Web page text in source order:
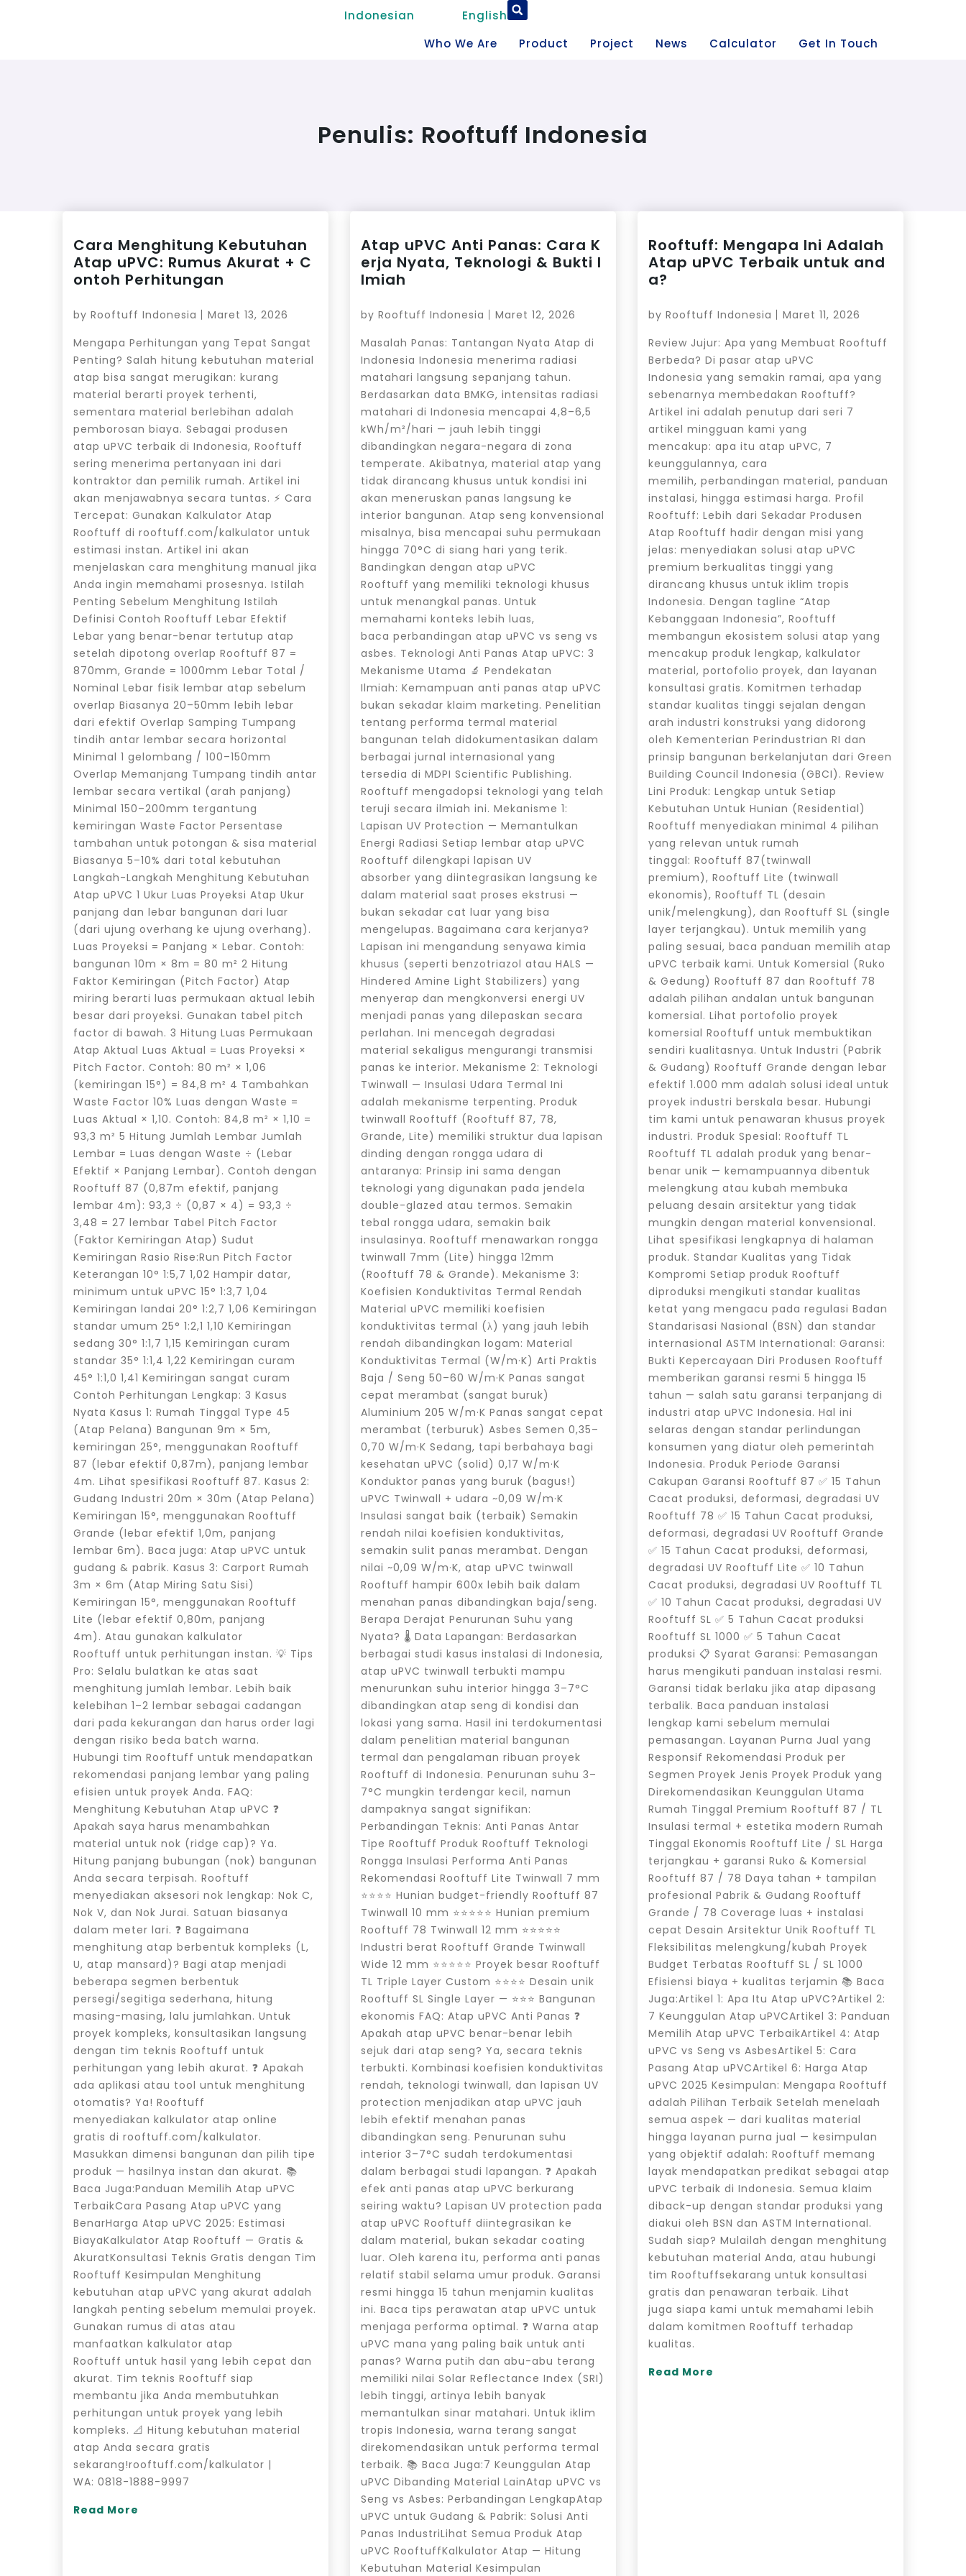
Indonesian
English
Who We Are
Product Project News Calculator Get In Touch
Penulis: Rooftuff Indonesia
Cara Menghitung Kebutuhan
Atap uPVC: Rumus Akurat + C
ontoh Perhitungan
by Rooftuff Indonesia
Maret 13, 2026
Mengapa Perhitungan yang Tepat Sangat
Penting? Salah hitung kebutuhan material
atap bisa sangat merugikan: kurang
material berarti proyek terhenti,
sementara material berlebihan adalah
pemborosan biaya. Sebagai produsen
atap uPVC terbaik di Indonesia, Rooftuff
sering menerima pertanyaan ini dari
kontraktor dan pemilik rumah. Artikel ini
akan menjawabnya secara tuntas. ⚡ Cara
Tercepat: Gunakan Kalkulator Atap
Rooftuff di rooftuff.com/kalkulator untuk
estimasi instan. Artikel ini akan
menjelaskan cara menghitung manual jika
Anda ingin memahami prosesnya. Istilah
Penting Sebelum Menghitung Istilah
Definisi Contoh Rooftuff Lebar Efektif
Lebar yang benar-benar tertutup atap
setelah dipotong overlap Rooftuff 87 =
870mm, Grande = 1000mm Lebar Total /
Nominal Lebar fisik lembar atap sebelum
overlap Biasanya 20–50mm lebih lebar
dari efektif Overlap Samping Tumpang
tindih antar lembar secara horizontal
Minimal 1 gelombang / 100–150mm
Overlap Memanjang Tumpang tindih antar
lembar secara vertikal (arah panjang)
Minimal 150–200mm tergantung
kemiringan Waste Factor Persentase
tambahan untuk potongan & sisa material
Biasanya 5–10% dari total kebutuhan
Langkah-Langkah Menghitung Kebutuhan
Atap uPVC 1 Ukur Luas Proyeksi Atap Ukur
panjang dan lebar bangunan dari luar
(dari ujung overhang ke ujung overhang).
Luas Proyeksi = Panjang × Lebar. Contoh:
bangunan 10m × 8m = 80 m² 2 Hitung
Faktor Kemiringan (Pitch Factor) Atap
miring berarti luas permukaan aktual lebih
besar dari proyeksi. Gunakan tabel pitch
factor di bawah. 3 Hitung Luas Permukaan
Atap Aktual Luas Aktual = Luas Proyeksi ×
Pitch Factor. Contoh: 80 m² × 1,06
(kemiringan 15°) = 84,8 m² 4 Tambahkan
Waste Factor 10% Luas dengan Waste =
Luas Aktual × 1,10. Contoh: 84,8 m² × 1,10 =
93,3 m² 5 Hitung Jumlah Lembar Jumlah
Lembar = Luas dengan Waste ÷ (Lebar
Efektif × Panjang Lembar). Contoh dengan
Rooftuff 87 (0,87m efektif, panjang
lembar 4m): 93,3 ÷ (0,87 × 4) = 93,3 ÷
3,48 = 27 lembar Tabel Pitch Factor
(Faktor Kemiringan Atap) Sudut
Kemiringan Rasio Rise:Run Pitch Factor
Keterangan 10° 1:5,7 1,02 Hampir datar,
minimum untuk uPVC 15° 1:3,7 1,04
Kemiringan landai 20° 1:2,7 1,06 Kemiringan
standar umum 25° 1:2,1 1,10 Kemiringan
sedang 30° 1:1,7 1,15 Kemiringan curam
standar 35° 1:1,4 1,22 Kemiringan curam
45° 1:1,0 1,41 Kemiringan sangat curam
Contoh Perhitungan Lengkap: 3 Kasus
Nyata Kasus 1: Rumah Tinggal Type 45
(Atap Pelana) Bangunan 9m × 5m,
kemiringan 25°, menggunakan Rooftuff
87 (lebar efektif 0,87m), panjang lembar
4m. Lihat spesifikasi Rooftuff 87. Kasus 2:
Gudang Industri 20m × 30m (Atap Pelana)
Kemiringan 15°, menggunakan Rooftuff
Grande (lebar efektif 1,0m, panjang
lembar 6m). Baca juga: Atap uPVC untuk
gudang & pabrik. Kasus 3: Carport Rumah
3m × 6m (Atap Miring Satu Sisi)
Kemiringan 15°, menggunakan Rooftuff
Lite (lebar efektif 0,80m, panjang
4m). Atau gunakan kalkulator
Rooftuff untuk perhitungan instan. 💡 Tips
Pro: Selalu bulatkan ke atas saat
menghitung jumlah lembar. Lebih baik
kelebihan 1–2 lembar sebagai cadangan
dari pada kekurangan dan harus order lagi
dengan risiko beda batch warna.
Hubungi tim Rooftuff untuk mendapatkan
rekomendasi panjang lembar yang paling
efisien untuk proyek Anda. FAQ:
Menghitung Kebutuhan Atap uPVC ❓
Apakah saya harus menambahkan
material untuk nok (ridge cap)? Ya.
Hitung panjang bubungan (nok) bangunan
Anda secara terpisah. Rooftuff
menyediakan aksesori nok lengkap: Nok C,
Nok V, dan Nok Jurai. Satuan biasanya
dalam meter lari. ❓ Bagaimana
menghitung atap berbentuk kompleks (L,
U, atap mansard)? Bagi atap menjadi
beberapa segmen berbentuk
persegi/segitiga sederhana, hitung
masing-masing, lalu jumlahkan. Untuk
proyek kompleks, konsultasikan langsung
dengan tim teknis Rooftuff untuk
perhitungan yang lebih akurat. ❓ Apakah
ada aplikasi atau tool untuk menghitung
otomatis? Ya! Rooftuff
menyediakan kalkulator atap online
gratis di rooftuff.com/kalkulator.
Masukkan dimensi bangunan dan pilih tipe
produk — hasilnya instan dan akurat. 📚
Baca Juga:Panduan Memilih Atap uPVC
TerbaikCara Pasang Atap uPVC yang
BenarHarga Atap uPVC 2025: Estimasi
BiayaKalkulator Atap Rooftuff — Gratis &
AkuratKonsultasi Teknis Gratis dengan Tim
Rooftuff Kesimpulan Menghitung
kebutuhan atap uPVC yang akurat adalah
langkah penting sebelum memulai proyek.
Gunakan rumus di atas atau
manfaatkan kalkulator atap
Rooftuff untuk hasil yang lebih cepat dan
akurat. Tim teknis Rooftuff siap
membantu jika Anda membutuhkan
perhitungan untuk proyek yang lebih
kompleks. 📐 Hitung kebutuhan material
atap Anda secara gratis
sekarang!rooftuff.com/kalkulator |
WA: 0818-1888-9997
Read More
Atap uPVC Anti Panas: Cara K
erja Nyata, Teknologi & Bukti I
lmiah
by Rooftuff Indonesia
Maret 12, 2026
Masalah Panas: Tantangan Nyata Atap di
Indonesia Indonesia menerima radiasi
matahari langsung sepanjang tahun.
Berdasarkan data BMKG, intensitas radiasi
matahari di Indonesia mencapai 4,8–6,5
kWh/m²/hari — jauh lebih tinggi
dibandingkan negara-negara di zona
temperate. Akibatnya, material atap yang
tidak dirancang khusus untuk kondisi ini
akan meneruskan panas langsung ke
interior bangunan. Atap seng konvensional
misalnya, bisa mencapai suhu permukaan
hingga 70°C di siang hari yang terik.
Bandingkan dengan atap uPVC
Rooftuff yang memiliki teknologi khusus
untuk menangkal panas. Untuk
memahami konteks lebih luas,
baca perbandingan atap uPVC vs seng vs
asbes. Teknologi Anti Panas Atap uPVC: 3
Mekanisme Utama 🔬 Pendekatan
Ilmiah: Kemampuan anti panas atap uPVC
bukan sekadar klaim marketing. Penelitian
tentang performa termal material
bangunan telah didokumentasikan dalam
berbagai jurnal internasional yang
tersedia di MDPI Scientific Publishing.
Rooftuff mengadopsi teknologi yang telah
teruji secara ilmiah ini. Mekanisme 1:
Lapisan UV Protection — Memantulkan
Energi Radiasi Setiap lembar atap uPVC
Rooftuff dilengkapi lapisan UV
absorber yang diintegrasikan langsung ke
dalam material saat proses ekstrusi —
bukan sekadar cat luar yang bisa
mengelupas. Bagaimana cara kerjanya?
Lapisan ini mengandung senyawa kimia
khusus (seperti benzotriazol atau HALS —
Hindered Amine Light Stabilizers) yang
menyerap dan mengkonversi energi UV
menjadi panas yang dilepaskan secara
perlahan. Ini mencegah degradasi
material sekaligus mengurangi transmisi
panas ke interior. Mekanisme 2: Teknologi
Twinwall — Insulasi Udara Termal Ini
adalah mekanisme terpenting. Produk
twinwall Rooftuff (Rooftuff 87, 78,
Grande, Lite) memiliki struktur dua lapisan
dinding dengan rongga udara di
antaranya: Prinsip ini sama dengan
teknologi yang digunakan pada jendela
double-glazed atau termos. Semakin
tebal rongga udara, semakin baik
insulasinya. Rooftuff menawarkan rongga
twinwall 7mm (Lite) hingga 12mm
(Rooftuff 78 & Grande). Mekanisme 3:
Koefisien Konduktivitas Termal Rendah
Material uPVC memiliki koefisien
konduktivitas termal (λ) yang jauh lebih
rendah dibandingkan logam: Material
Konduktivitas Termal (W/m·K) Arti Praktis
Baja / Seng 50–60 W/m·K Panas sangat
cepat merambat (sangat buruk)
Aluminium 205 W/m·K Panas sangat cepat
merambat (terburuk) Asbes Semen 0,35–
0,70 W/m·K Sedang, tapi berbahaya bagi
kesehatan uPVC (solid) 0,17 W/m·K
Konduktor panas yang buruk (bagus!)
uPVC Twinwall + udara ~0,09 W/m·K
Insulasi sangat baik (terbaik) Semakin
rendah nilai koefisien konduktivitas,
semakin sulit panas merambat. Dengan
nilai ~0,09 W/m·K, atap uPVC twinwall
Rooftuff hampir 600x lebih baik dalam
menahan panas dibandingkan baja/seng.
Berapa Derajat Penurunan Suhu yang
Nyata? 🌡️ Data Lapangan: Berdasarkan
berbagai studi kasus instalasi di Indonesia,
atap uPVC twinwall terbukti mampu
menurunkan suhu interior hingga 3–7°C
dibandingkan atap seng di kondisi dan
lokasi yang sama. Hasil ini terdokumentasi
dalam penelitian material bangunan
termal dan pengalaman ribuan proyek
Rooftuff di Indonesia. Penurunan suhu 3–
7°C mungkin terdengar kecil, namun
dampaknya sangat signifikan:
Perbandingan Teknis: Anti Panas Antar
Tipe Rooftuff Produk Rooftuff Teknologi
Rongga Insulasi Performa Anti Panas
Rekomendasi Rooftuff Lite Twinwall 7 mm
⭐⭐⭐⭐ Hunian budget-friendly Rooftuff 87
Twinwall 10 mm ⭐⭐⭐⭐⭐ Hunian premium
Rooftuff 78 Twinwall 12 mm ⭐⭐⭐⭐⭐
Industri berat Rooftuff Grande Twinwall
Wide 12 mm ⭐⭐⭐⭐⭐ Proyek besar Rooftuff
TL Triple Layer Custom ⭐⭐⭐⭐ Desain unik
Rooftuff SL Single Layer — ⭐⭐⭐ Bangunan
ekonomis FAQ: Atap uPVC Anti Panas ❓
Apakah atap uPVC benar-benar lebih
sejuk dari atap seng? Ya, secara teknis
terbukti. Kombinasi koefisien konduktivitas
rendah, teknologi twinwall, dan lapisan UV
protection menjadikan atap uPVC jauh
lebih efektif menahan panas
dibandingkan seng. Penurunan suhu
interior 3–7°C sudah terdokumentasi
dalam berbagai studi lapangan. ❓ Apakah
efek anti panas atap uPVC berkurang
seiring waktu? Lapisan UV protection pada
atap uPVC Rooftuff diintegrasikan ke
dalam material, bukan sekadar coating
luar. Oleh karena itu, performa anti panas
relatif stabil selama umur produk. Garansi
resmi hingga 15 tahun menjamin kualitas
ini. Baca tips perawatan atap uPVC untuk
menjaga performa optimal. ❓ Warna atap
uPVC mana yang paling baik untuk anti
panas? Warna putih dan abu-abu terang
memiliki nilai Solar Reflectance Index (SRI)
lebih tinggi, artinya lebih banyak
memantulkan sinar matahari. Untuk iklim
tropis Indonesia, warna terang sangat
direkomendasikan untuk performa termal
terbaik. 📚 Baca Juga:7 Keunggulan Atap
uPVC Dibanding Material LainAtap uPVC vs
Seng vs Asbes: Perbandingan LengkapAtap
uPVC untuk Gudang & Pabrik: Solusi Anti
Panas IndustriLihat Semua Produk Atap
uPVC RooftuffKalkulator Atap — Hitung
Kebutuhan Material Kesimpulan
Rooftuff: Mengapa Ini Adalah
Atap uPVC Terbaik untuk and
a?
by Rooftuff Indonesia
Maret 11, 2026
Review Jujur: Apa yang Membuat Rooftuff
Berbeda? Di pasar atap uPVC
Indonesia yang semakin ramai, apa yang
sebenarnya membedakan Rooftuff?
Artikel ini adalah penutup dari seri 7
artikel mingguan kami yang
mencakup: apa itu atap uPVC, 7
keunggulannya, cara
memilih, perbandingan material, panduan
instalasi, hingga estimasi harga. Profil
Rooftuff: Lebih dari Sekadar Produsen
Atap Rooftuff hadir dengan misi yang
jelas: menyediakan solusi atap uPVC
premium berkualitas tinggi yang
dirancang khusus untuk iklim tropis
Indonesia. Dengan tagline “Atap
Kebanggaan Indonesia”, Rooftuff
membangun ekosistem solusi atap yang
mencakup produk lengkap, kalkulator
material, portofolio proyek, dan layanan
konsultasi gratis. Komitmen terhadap
standar kualitas tinggi sejalan dengan
arah industri konstruksi yang didorong
oleh Kementerian Perindustrian RI dan
prinsip bangunan berkelanjutan dari Green
Building Council Indonesia (GBCI). Review
Lini Produk: Lengkap untuk Setiap
Kebutuhan Untuk Hunian (Residential)
Rooftuff menyediakan minimal 4 pilihan
yang relevan untuk rumah
tinggal: Rooftuff 87(twinwall
premium), Rooftuff Lite (twinwall
ekonomis), Rooftuff TL (desain
unik/melengkung), dan Rooftuff SL (single
layer terjangkau). Untuk memilih yang
paling sesuai, baca panduan memilih atap
uPVC terbaik kami. Untuk Komersial (Ruko
& Gedung) Rooftuff 87 dan Rooftuff 78
adalah pilihan andalan untuk bangunan
komersial. Lihat portofolio proyek
komersial Rooftuff untuk membuktikan
sendiri kualitasnya. Untuk Industri (Pabrik
& Gudang) Rooftuff Grande dengan lebar
efektif 1.000 mm adalah solusi ideal untuk
proyek industri berskala besar. Hubungi
tim kami untuk penawaran khusus proyek
industri. Produk Spesial: Rooftuff TL
Rooftuff TL adalah produk yang benar-
benar unik — kemampuannya dibentuk
melengkung atau kubah membuka
peluang desain arsitektur yang tidak
mungkin dengan material konvensional.
Lihat spesifikasi lengkapnya di halaman
produk. Standar Kualitas yang Tidak
Kompromi Setiap produk Rooftuff
diproduksi mengikuti standar kualitas
ketat yang mengacu pada regulasi Badan
Standarisasi Nasional (BSN) dan standar
internasional ASTM International: Garansi:
Bukti Kepercayaan Diri Produsen Rooftuff
memberikan garansi resmi 5 hingga 15
tahun — salah satu garansi terpanjang di
industri atap uPVC Indonesia. Hal ini
selaras dengan standar perlindungan
konsumen yang diatur oleh pemerintah
Indonesia. Produk Periode Garansi
Cakupan Garansi Rooftuff 87 ✅ 15 Tahun
Cacat produksi, deformasi, degradasi UV
Rooftuff 78 ✅ 15 Tahun Cacat produksi,
deformasi, degradasi UV Rooftuff Grande
✅ 15 Tahun Cacat produksi, deformasi,
degradasi UV Rooftuff Lite ✅ 10 Tahun
Cacat produksi, degradasi UV Rooftuff TL
✅ 10 Tahun Cacat produksi, degradasi UV
Rooftuff SL ✅ 5 Tahun Cacat produksi
Rooftuff SL 1000 ✅ 5 Tahun Cacat
produksi 📋 Syarat Garansi: Pemasangan
harus mengikuti panduan instalasi resmi.
Garansi tidak berlaku jika atap dipasang
terbalik. Baca panduan instalasi
lengkap kami sebelum memulai
pemasangan. Layanan Purna Jual yang
Responsif Rekomendasi Produk per
Segmen Proyek Jenis Proyek Produk yang
Direkomendasikan Keunggulan Utama
Rumah Tinggal Premium Rooftuff 87 / TL
Insulasi termal + estetika modern Rumah
Tinggal Ekonomis Rooftuff Lite / SL Harga
terjangkau + garansi Ruko & Komersial
Rooftuff 87 / 78 Daya tahan + tampilan
profesional Pabrik & Gudang Rooftuff
Grande / 78 Coverage luas + instalasi
cepat Desain Arsitektur Unik Rooftuff TL
Fleksibilitas melengkung/kubah Proyek
Budget Terbatas Rooftuff SL / SL 1000
Efisiensi biaya + kualitas terjamin 📚 Baca
Juga:Artikel 1: Apa Itu Atap uPVC?Artikel 2:
7 Keunggulan Atap uPVCArtikel 3: Panduan
Memilih Atap uPVC TerbaikArtikel 4: Atap
uPVC vs Seng vs AsbesArtikel 5: Cara
Pasang Atap uPVCArtikel 6: Harga Atap
uPVC 2025 Kesimpulan: Mengapa Rooftuff
adalah Pilihan Terbaik Setelah menelaah
semua aspek — dari kualitas material
hingga layanan purna jual — kesimpulan
yang objektif adalah: Rooftuff memang
layak mendapatkan predikat sebagai atap
uPVC terbaik di Indonesia. Semua klaim
diback-up dengan standar produksi yang
diakui oleh BSN dan ASTM International.
Sudah siap? Mulailah dengan menghitung
kebutuhan material Anda, atau hubungi
tim Rooftuffsekarang untuk konsultasi
gratis dan penawaran terbaik. Lihat
juga siapa kami untuk memahami lebih
dalam komitmen Rooftuff terhadap
kualitas.
Read More